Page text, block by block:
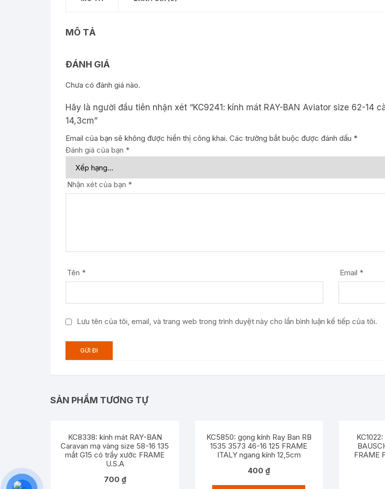
số
MÔ TẢ
ĐÁNH GIÁ
Chưa có đánh giá nào.
Hãy là người đầu tiên nhận xét “KC9241: kính mát RAY-BAN Aviator size 62-14
14,3cm”
Email của bạn sẽ không được hiển thị công khai. Các trường bắt buộc được đánh dấu *
Đánh giá của bạn *
Nhận xét của bạn *
Tên * Email *
Lưu tên của tôi, email, và trang web trong trình duyệt này cho lần bình luận kế tiếp của tôi.
SẢN PHẨM TƯƠNG TỰ
KC8338: kính mát RAY-BAN
Caravan mạ vàng size 58-16 135
mắt G15 có trầy xước FRAME
U.S.A
700 ₫
KC5850: gọng kính Ray Ban RB
1535 3573 46-16 125 FRAME
ITALY ngang kính 12,5cm
400₫
FRAME